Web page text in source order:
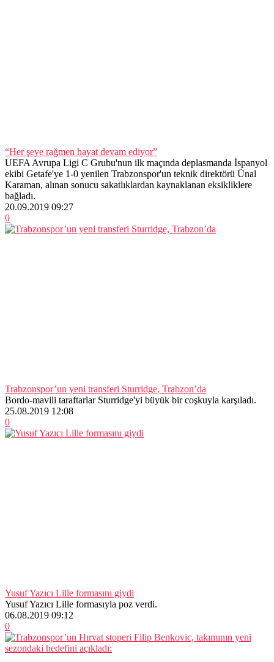
“Her şeye rağmen hayat devam ediyor”
UEFA Avrupa Ligi C Grubu'nun ilk maçında deplasmanda İspanyol
ekibi Getafe'ye 1-0 yenilen Trabzonspor'un teknik direktörü Ünal
Karaman, alınan sonucu sakatlıklardan kaynaklanan eksikliklere
bağladı.
20.09.2019 09:27
0
Trabzonspor’un yeni transferi Sturridge, Trabzon’da
Bordo-mavili taraftarlar Sturridge'yi büyük bir coşkuyla karşıladı.
25.08.2019 12:08
0
Yusuf Yazıcı Lille formasını giydi
Yusuf Yazıcı Lille formasıyla poz verdi.
06.08.2019 09:12
0